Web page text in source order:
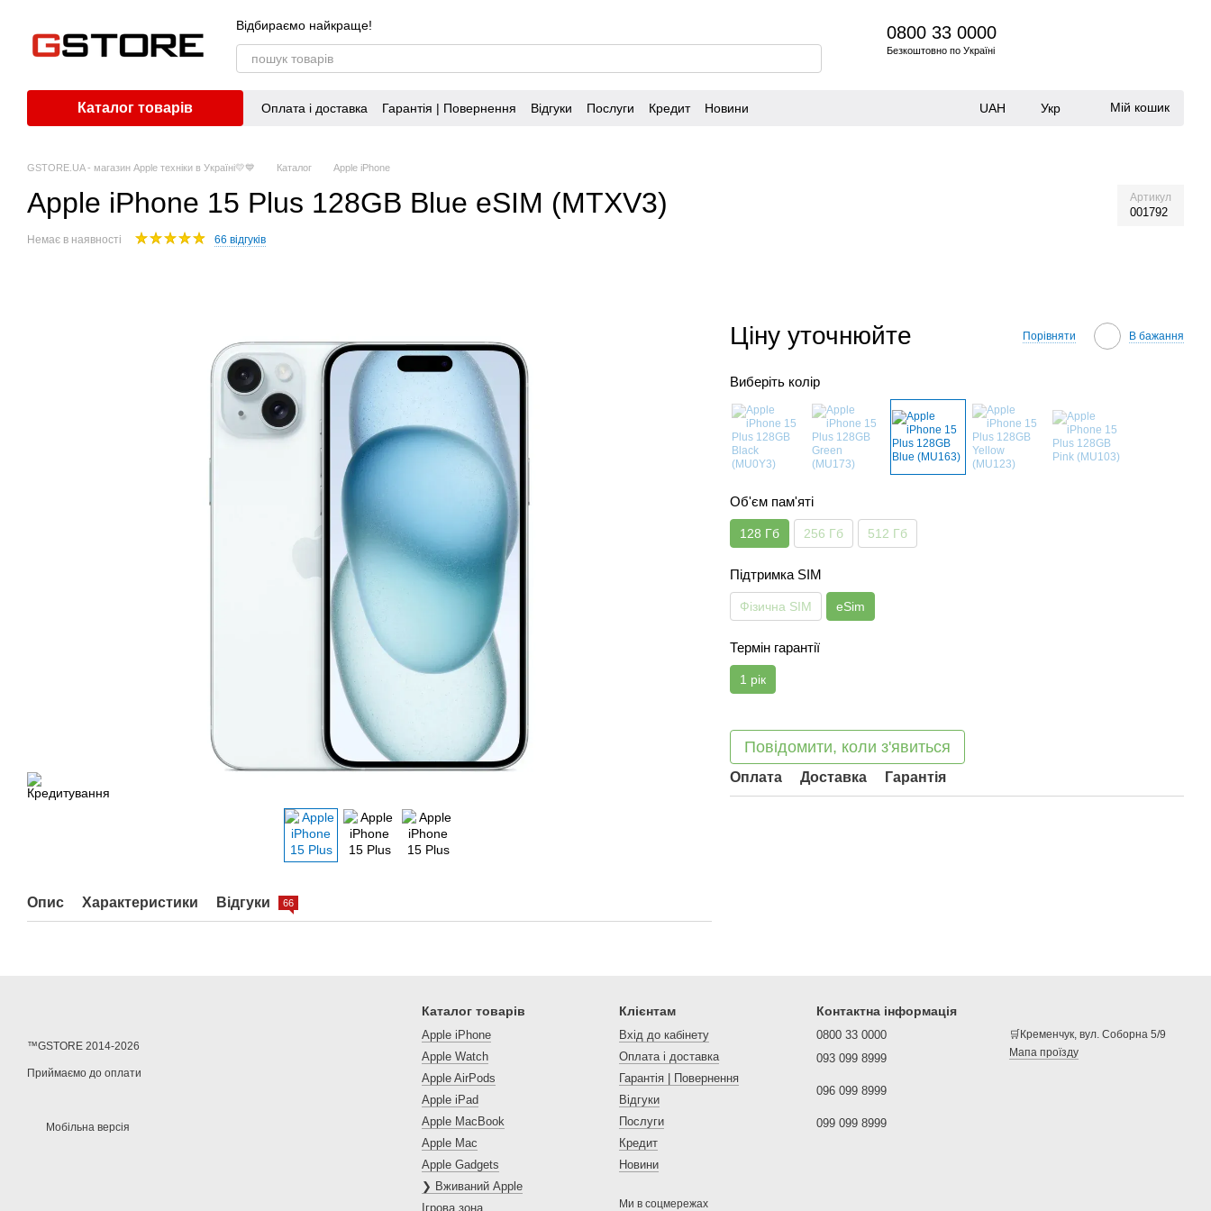
Відбираємо найкраще!
0800 33 0000
Безкоштовно по Україні
Каталог товарів Оплата і доставка Гарантія | Повернення Відгуки Послуги Кредит Новини UAH Укр Мій кошик
GSTORE.UA - магазин Apple техніки в Україні💛💙 Каталог Apple iPhone
Apple iPhone 15 Plus 128GB Blue eSIM (MTXV3) Артикул
001792
Немає в наявності 66 відгуків
Опис Характеристики Відгуки 66
Ціну уточнюйте Порівняти В бажання
Виберіть колір
Об'єм пам'яті
128 Гб 256 Гб 512 Гб
Підтримка SIM
Фізична SIM eSim
Термін гарантії
1 рік
Повідомити, коли з'явиться
Оплата Доставка Гарантія
™GSTORE 2014-2026
Приймаємо до оплати
Мобільна версія
Каталог товарів
Apple iPhone
Apple Watch
Apple AirPods
Apple iPad
Apple MacBook
Apple Mac
Apple Gadgets
❯ Вживаний Apple
Ігрова зона
Клієнтам
Вхід до кабінету
Оплата і доставка
Гарантія | Повернення
Відгуки
Послуги
Кредит
Новини
Ми в соцмережах
Контактна інформація
0800 33 0000
093 099 8999
096 099 8999
099 099 8999
🛒Кременчук, вул. Соборна 5/9
Мапа проїзду